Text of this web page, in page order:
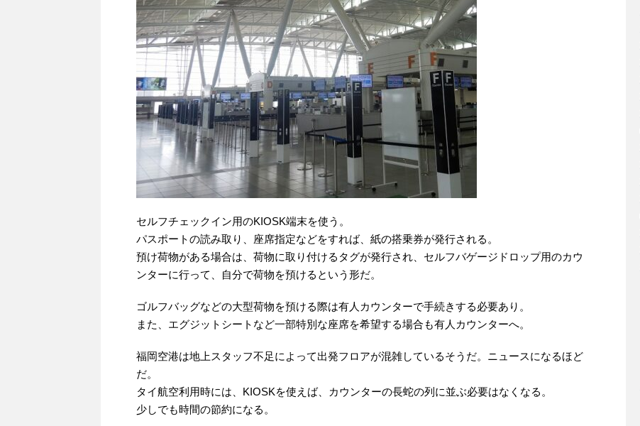
セルフチェックイン用のKIOSK端末を使う。
パスポートの読み取り、座席指定などをすれば、紙の搭乗券が発行される。
預け荷物がある場合は、荷物に取り付けるタグが発行され、セルフバゲージドロップ用のカウ
ンターに行って、自分で荷物を預けるという形だ。
ゴルフバッグなどの大型荷物を預ける際は有人カウンターで手続きする必要あり。
また、エグジットシートなど一部特別な座席を希望する場合も有人カウンターへ。
福岡空港は地上スタッフ不足によって出発フロアが混雑しているそうだ。ニュースになるほど
だ。
タイ航空利用時には、KIOSKを使えば、カウンターの長蛇の列に並ぶ必要はなくなる。
少しでも時間の節約になる。